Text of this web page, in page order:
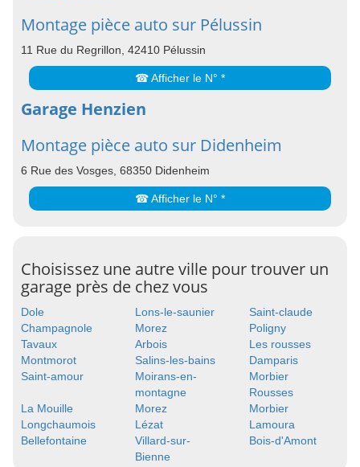
Montage pièce auto sur Pélussin
11 Rue du Regrillon, 42410 Pélussin
☎ Afficher le N° *
Garage Henzien
Montage pièce auto sur Didenheim
6 Rue des Vosges, 68350 Didenheim
☎ Afficher le N° *
Choisissez une autre ville pour trouver un
garage près de chez vous
Dole Lons-le-saunier
Saint-claude
Champagnole
Morez
Poligny
Tavaux
Arbois
Les rousses
Montmorot
Salins-les-bains
Damparis
Saint-amour
Moirans-en-
montagne
Morbier
Rousses
La Mouille
Morez
Morbier
Longchaumois
Lézat
Lamoura
Bellefontaine
Villard-sur-
Bienne
Bois-d'Amont